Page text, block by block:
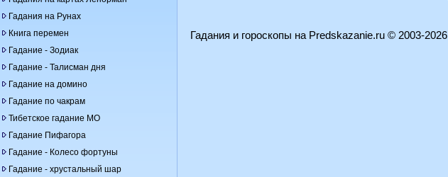
Гадания на Рунах
Книга перемен
Гадание - Зодиак
Гадание - Талисман дня
Гадание на домино
Гадание по чакрам
Тибетское гадание МО
Гадание Пифагора
Гадание - Колесо фортуны
Гадание - хрустальный шар
Гадания и гороскопы на Predskazanie.ru© 2003-2026